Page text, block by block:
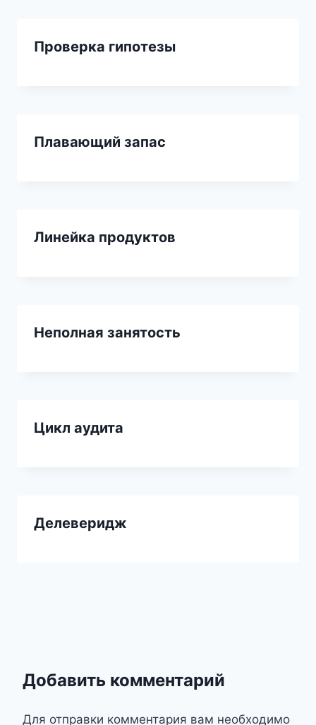
Проверка гипотезы
Плавающий запас
Линейка продуктов
Неполная занятость
Цикл аудита
Делеверидж
Добавить комментарий
Для отправки комментария вам необходимо